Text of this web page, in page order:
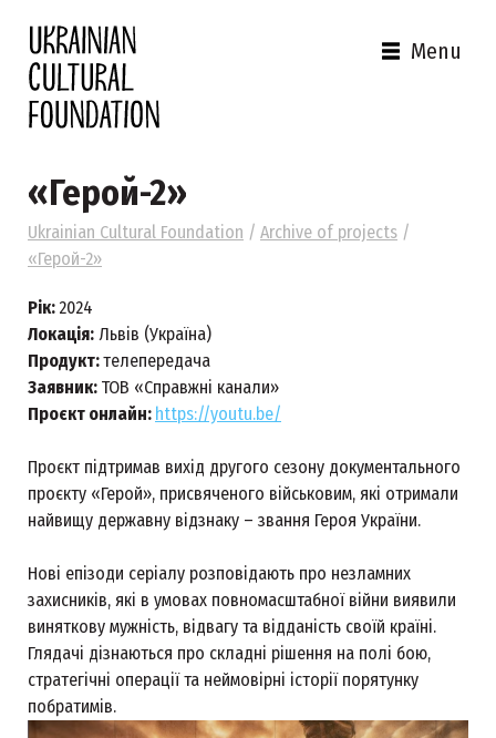
Menu
«Герой-2»
Ukrainian Cultural Foundation / Archive of projects /
«Герой-2»
Рік: 2024
Локація: Львів (Україна)
Продукт:телепередача
Заявник: ТОВ «Справжні канали»
Проєкт онлайн: https://youtu.be/
Проєкт підтримав вихід другого сезону документального
проєкту «Герой», присвяченого військовим, які отримали
найвищу державну відзнаку – звання Героя України.
Нові епізоди серіалу розповідають про незламних
захисників, які в умовах повномасштабної війни виявили
виняткову мужність, відвагу та відданість своїй країні.
Глядачі дізнаються про складні рішення на полі бою,
стратегічні операції та неймовірні історії порятунку
побратимів.